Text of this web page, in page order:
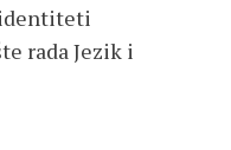
rada Jezik i